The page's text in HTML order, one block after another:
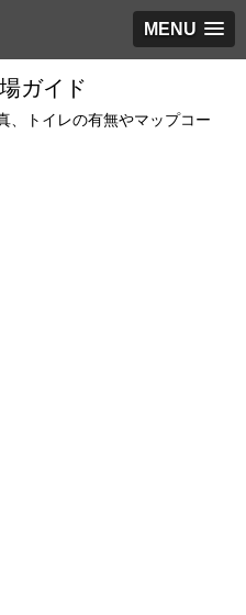
MENU
ガイド
、トイレの有無やマップコー